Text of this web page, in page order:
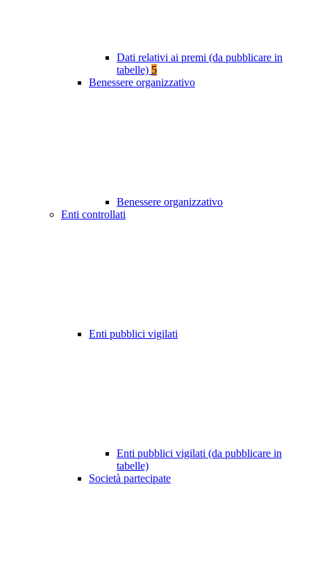
Dati relativi ai premi (da pubblicare in
tabelle) 5
Benessere organizzativo
Benessere organizzativo
Enti controllati
Enti pubblici vigilati
Enti pubblici vigilati (da pubblicare in
tabelle)
Società partecipate